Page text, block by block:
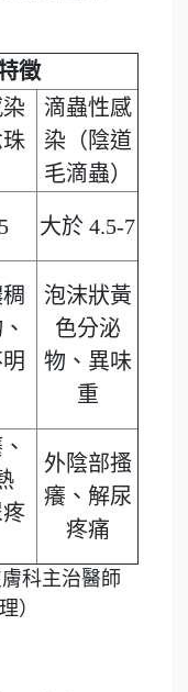
徵
珠
滴蟲性感
染（陰道
毛滴蟲）
大於 4.5-7
泡沫狀黃
色分泌
物、異味
重
外陰部搔
癢、解尿
疼痛
科主治醫師
）